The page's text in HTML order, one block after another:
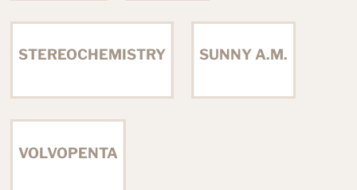
STEREOCHEMISTRY SUNNY A.M.
VOLVOPENTA